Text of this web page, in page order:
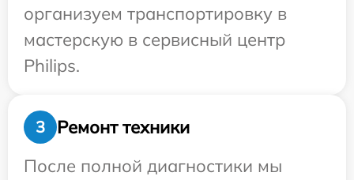
организуем транспортировку в
мастерскую в сервисный центр
Philips.
3
Ремонт техники
После полной диагностики мы